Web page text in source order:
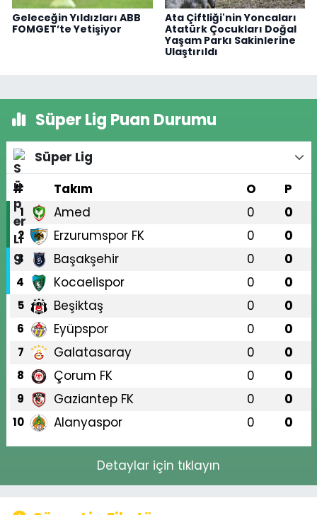
Geleceğin Yıldızları ABB
FOMGET’te Yetişiyor
Ata Çiftliği'nin Yoncaları
Atatürk Çocukları Doğal
Yaşam Parkı Sakinlerine
Ulaştırıldı
Süper Lig Puan Durumu
Süper Lig
#
Takım O P
1 Amed 0 0
2 Erzurumspor FK 0 0
3 Başakşehir 0 0
4 Kocaelispor 0 0
5 Beşiktaş 0 0
6 Eyüpspor 0 0
7 Galatasaray 0 0
8 Çorum FK 0 0
9 Gaziantep FK 0 0
10 Alanyaspor 0 0
Detaylar için tıklayın